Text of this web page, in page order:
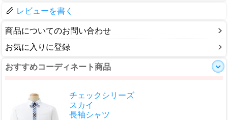
レビューを書く
商品についてのお問い合わせ
お気に入りに登録
おすすめコーディネート商品
チェックシリーズ
スカイ
長袖シャツ